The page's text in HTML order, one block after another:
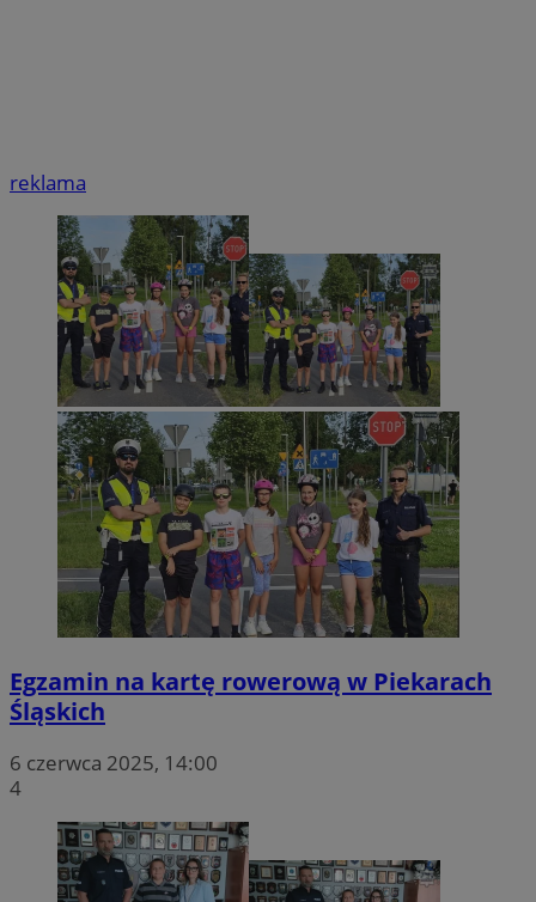
reklama
Egzamin na kartę rowerową w Piekarach
Śląskich
6 czerwca 2025, 14:00
4